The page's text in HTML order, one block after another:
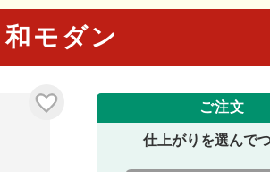
モダン
ご注文
仕上がりを選んで